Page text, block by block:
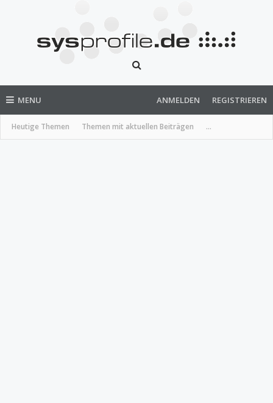
MENU
Heutige Themen Themen mit aktuellen Beiträgen ...
ANMELDEN REGISTRIEREN